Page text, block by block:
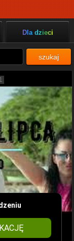
Dla dzieci
szukaj